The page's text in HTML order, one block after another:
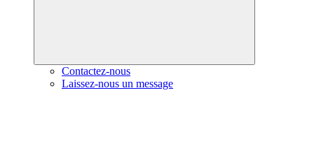
Contactez-nous
Laissez-nous un message